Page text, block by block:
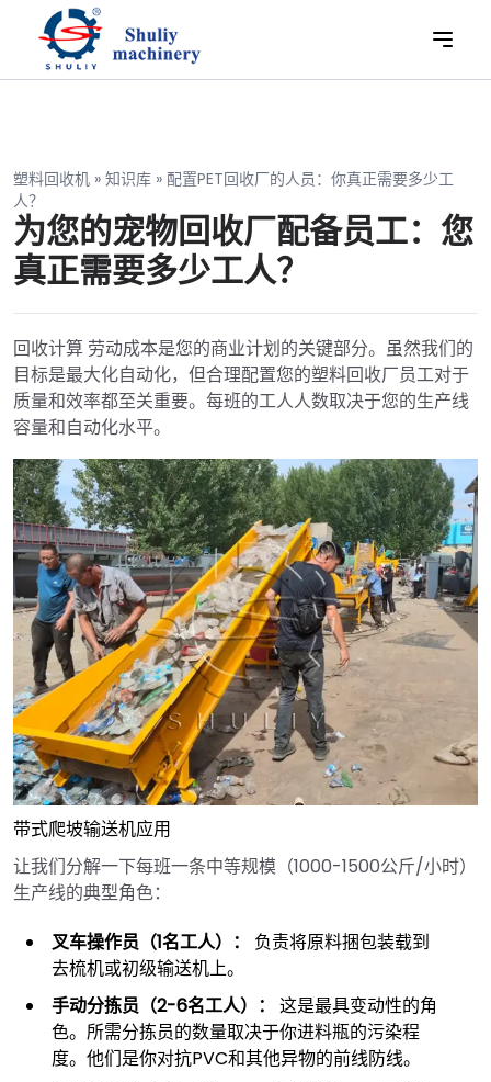
塑料回收机 » 知识库 » 配置PET回收厂的人员：你真正需要多少工
人？
为您的宠物回收厂配备员工：您
真正需要多少工人？
回收计算 劳动成本是您的商业计划的关键部分。虽然我们的
目标是最大化自动化，但合理配置您的塑料回收厂员工对于
质量和效率都至关重要。每班的工人人数取决于您的生产线
容量和自动化水平。
带式爬坡输送机应用
让我们分解一下每班一条中等规模（1000-1500公斤/小时）
生产线的典型角色：
叉车操作员（1名工人）：
负责将原料捆包装载到
去梳机或初级输送机上。
手动分拣员（2-6名工人）：
这是最具变动性的角
色。所需分拣员的数量取决于你进料瓶的污染程
度。他们是你对抗PVC和其他异物的前线防线。